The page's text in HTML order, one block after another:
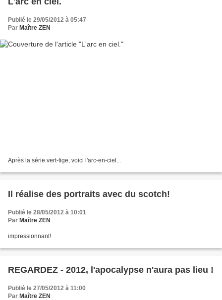
Publié le 29/05/2012 à 05:47
Par Maître ZEN
Après la série vert-tige, voici l'arc-en-ciel...
Il réalise des portraits avec du scotch!
Publié le 28/05/2012 à 10:01
Par Maître ZEN
impressionnant!
REGARDEZ - 2012, l'apocalypse n'aura pas lieu !
Publié le 27/05/2012 à 11:00
Par Maître ZEN